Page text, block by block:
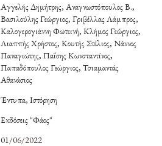
Αγγελής Δημήτρης, Αναγνωστόπουλος Β.,
Βασιλούλης Γεώργιος, Γριβέλλας Λάμπρος,
Καλογερογιάννη Φωτεινή, Κλήμος Γεώργιος,
Λιαππής Χρήστος, Κουτής Στέλιος, Νάννος
Παναγιώτης, Παΐσης Κωνσταντίνος,
Παπαδόπουλος Γεώργιος, Τσιαμαντάς
Αθανάσιος
Έντυπα, Ιστόρηση
Εκδόσεις "Φάος"
01/06/2022